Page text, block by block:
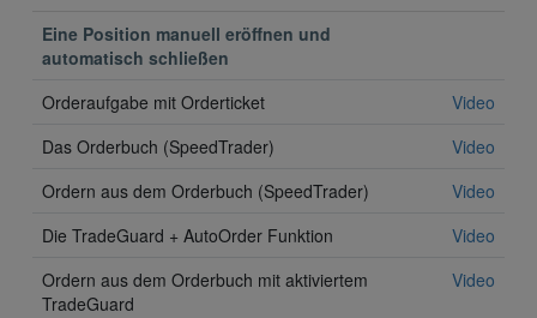
Eine Position manuell eröffnen und
automatisch schließen
Orderaufgabe mit Orderticket
Video
Das Orderbuch (SpeedTrader)
Video
Ordern aus dem Orderbuch (SpeedTrader)
Video
Die TradeGuard + AutoOrder Funktion
Video
Ordern aus dem Orderbuch mit aktiviertem
TradeGuard
Video